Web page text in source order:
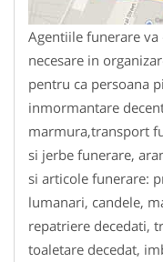
Agentiile funerare
necesare in
pentru ca persoana
inmormantare
marmura,transport
si jerbe funerare,
si articole funerare:
lumanari, candele,
repatriere decedati,
toaletare decedat,